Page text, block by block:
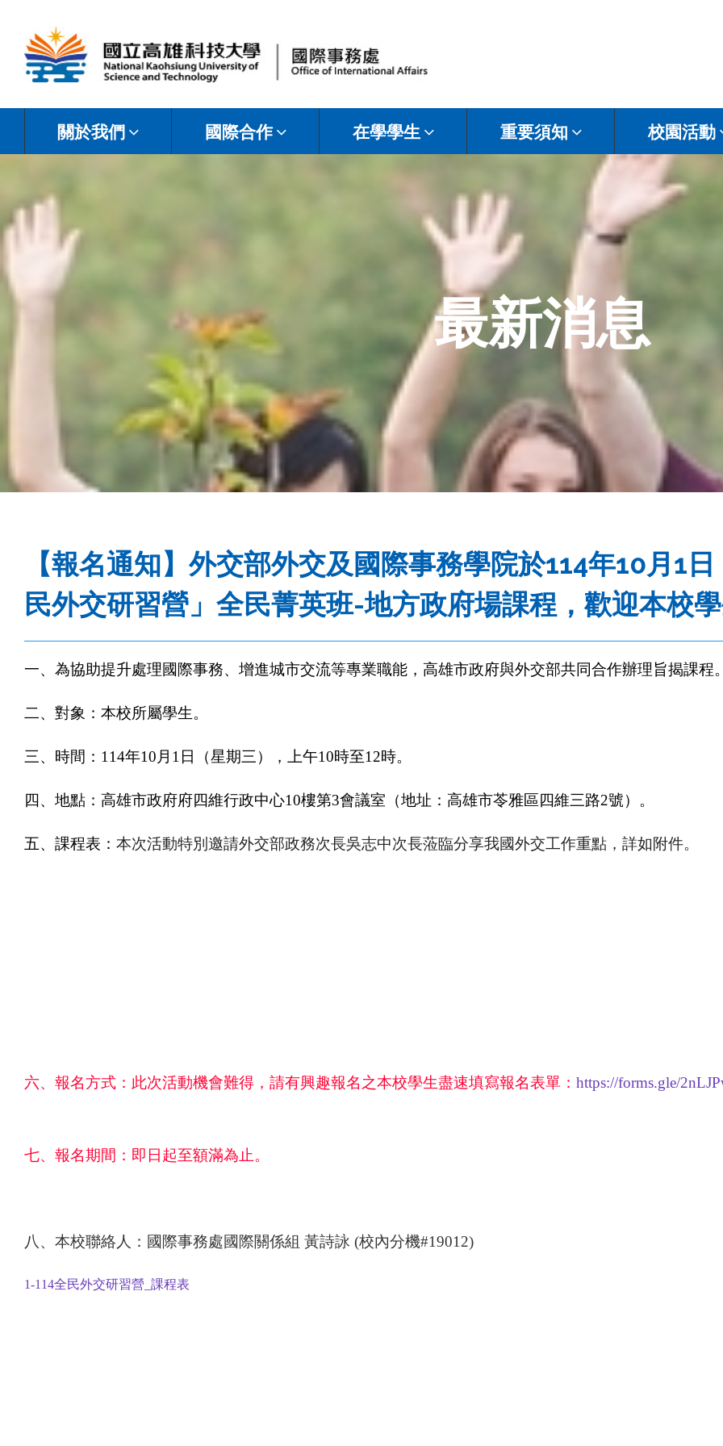
高
科
技
學
關於我們 國際合作 在學學生 重要須知 校園活動
最新消息
【報名通知】外交部外交及國際事務學院於114年10月1
民外交研習營」全民菁英班-地方政府場課程，歡迎本校學
一、為協助提升處理國際事務、增進城市交流等專業職能，高雄市政府與外交部共同合作辦理旨揭課程。
二、對象：本校所屬學生。
三、時間： 114年10 月 1 日（星期三），上午10時至12時。
四、地點：高雄市政府府四維行政中心10樓第3會議室（地址：高雄市苓雅區四維三路2號）。
五、課程表： 本次活動特別邀請外交部政務次長吳志中次長蒞臨分享我國外交工作重點，詳如附件。
六、報名方式：此次活動機會難得， 請有興趣報名之本校學生盡速填寫報名表單： https://forms.gle/
七、報名期間：即日起至額滿為止。
八、本校聯絡人：國際事務處國際關係組 黃詩詠 (校內分機#19012)
1-114全民外交研習營_課程表